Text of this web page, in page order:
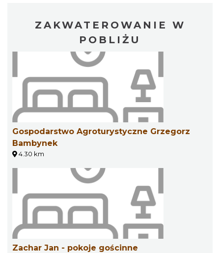
ZAKWATEROWANIE W
POBLIŻU
Gospodarstwo Agroturystyczne Grzegorz
Bambynek
4.30 km
Zachar Jan - pokoje gościnne